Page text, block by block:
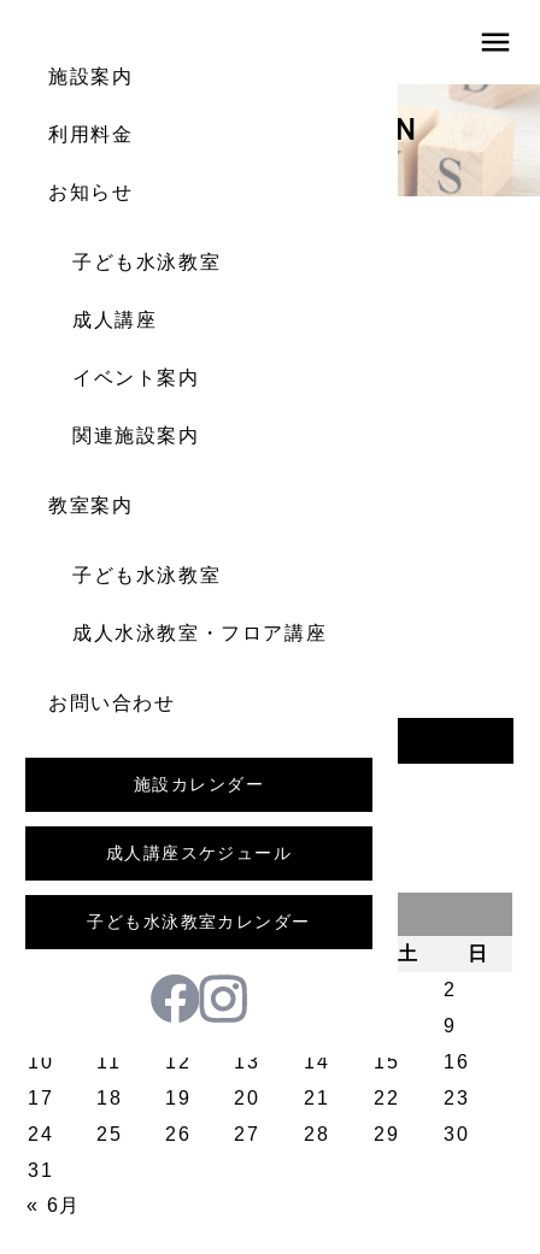
menu
施設案内
利用料金
お知らせ
子ども水泳教室
成人講座
イベント案内
関連施設案内
教室案内
子ども水泳教室
成人水泳教室・フロア講座
お問い合わせ
施設カレンダー
成人講座スケジュール
子ども水泳教室カレンダー
INFORMATION
2026年8月
月 火 水 木 金 土
日
2
5 6
9
10
11 12 13 14 15
16
17
18 19 20 21 22
23
24
25 26 27 28 29
30
31
« 6月